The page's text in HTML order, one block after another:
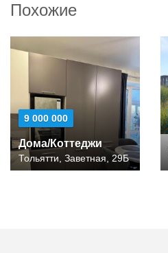
Похожие
9 000 000
Дома/Коттеджи
Тольятти, Заветная, 29Б